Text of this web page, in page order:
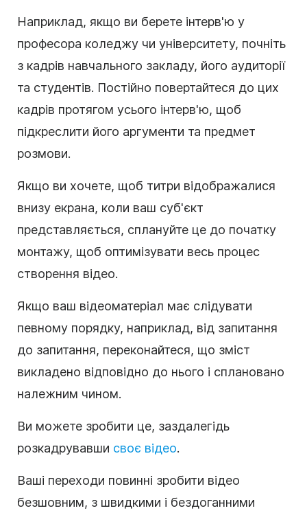
Наприклад, якщо ви берете інтерв'ю у
професора коледжу чи університету, почніть
з кадрів навчального закладу, його аудиторії
та студентів. Постійно повертайтеся до цих
кадрів протягом усього інтерв'ю, щоб
підкреслити його аргументи та предмет
розмови.
Якщо ви хочете, щоб титри відображалися
внизу екрана, коли ваш суб'єкт
представляється, сплануйте це до початку
монтажу, щоб оптимізувати весь процес
створення відео.
Якщо ваш відеоматеріал має слідувати
певному порядку, наприклад, від запитання
до запитання, переконайтеся, що зміст
викладено відповідно до нього і сплановано
належним чином.
Ви можете зробити це, заздалегідь
розкадрувавши своє відео.
Ваші переходи повинні зробити відео
безшовним, з швидкими і бездоганними